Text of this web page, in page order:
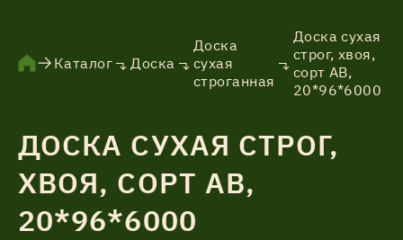
Ленинградская область, Всеволожский р-н, пос.
Каталог
Каталог Доска
Доска
сухая
строганная
Доска сухая
строг, хвоя,
сорт АВ,
20*96*6000
ДОСКА СУХАЯ СТРОГ,
ХВОЯ, СОРТ АВ,
20*96*6000